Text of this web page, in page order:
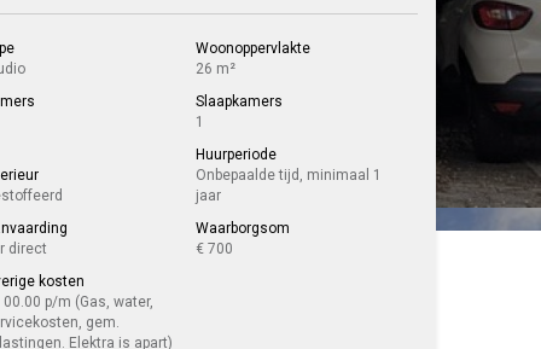
Woonoppervlakte
26 m²
Slaapkamers
1
Huurperiode
Onbepaalde tijd, minimaal 1
jaar
direct
Waarborgsom
€ 700
kosten
p/m (Gas, water,
gem.
Elektra is apart)